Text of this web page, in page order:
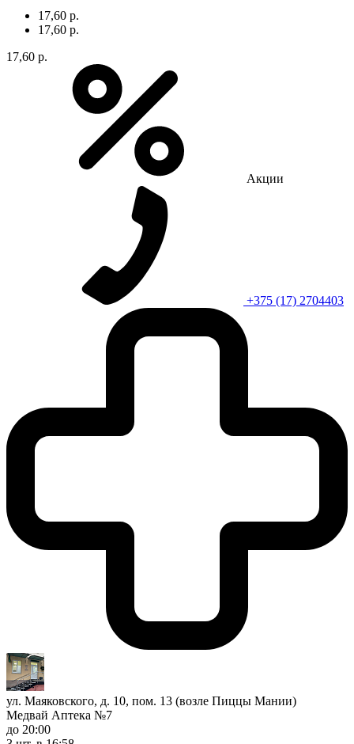
17,60 р.
17,60 р.
17,60 р.
Акции
+375 (17) 2704403
ул. Маяковского, д. 10, пом. 13 (возле Пиццы Мании)
Медвай Аптека №7
до 20:00